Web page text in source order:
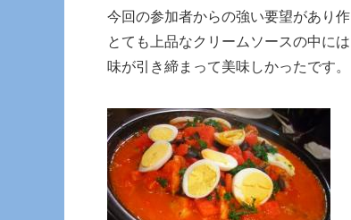
今回の参加者からの強い要望があり作
とても上品なクリームソースの中に
味が引き締まって美味しかったです。